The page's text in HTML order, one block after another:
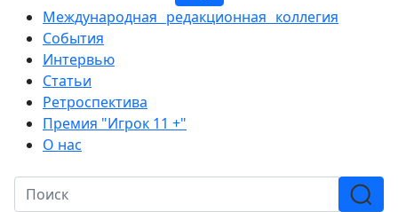
Международная редакционная коллегия
События
Интервью
Статьи
Ретроспектива
Премия "Игрок 11 +"
О нас